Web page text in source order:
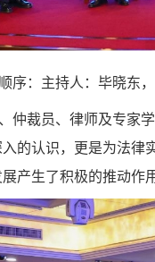
序：主持人：毕晓东
仲裁员、律师及专家
的认识，更是为法
产生了积极的推动作